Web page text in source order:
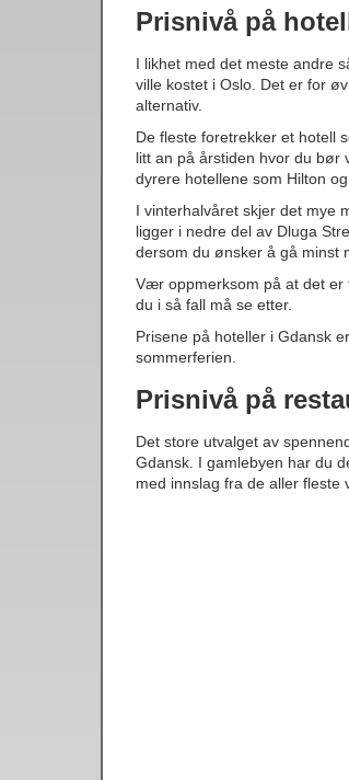
Prisnivå på
I likhet med det meste andre
ville kostet i Oslo. Det er for
alternativ.
De fleste foretrekker et hotell
litt an på årstiden hvor du bør
dyrere hotellene som Hilton
I vinterhalvåret skjer det mye
ligger i nedre del av Dluga
dersom du ønsker å gå minst
Vær oppmerksom på at det er
du i så fall må se etter.
Prisene på hoteller i Gdansk
sommerferien.
Prisnivå på
Det store utvalget av
Gdansk. I gamlebyen har du
med innslag fra de aller fleste